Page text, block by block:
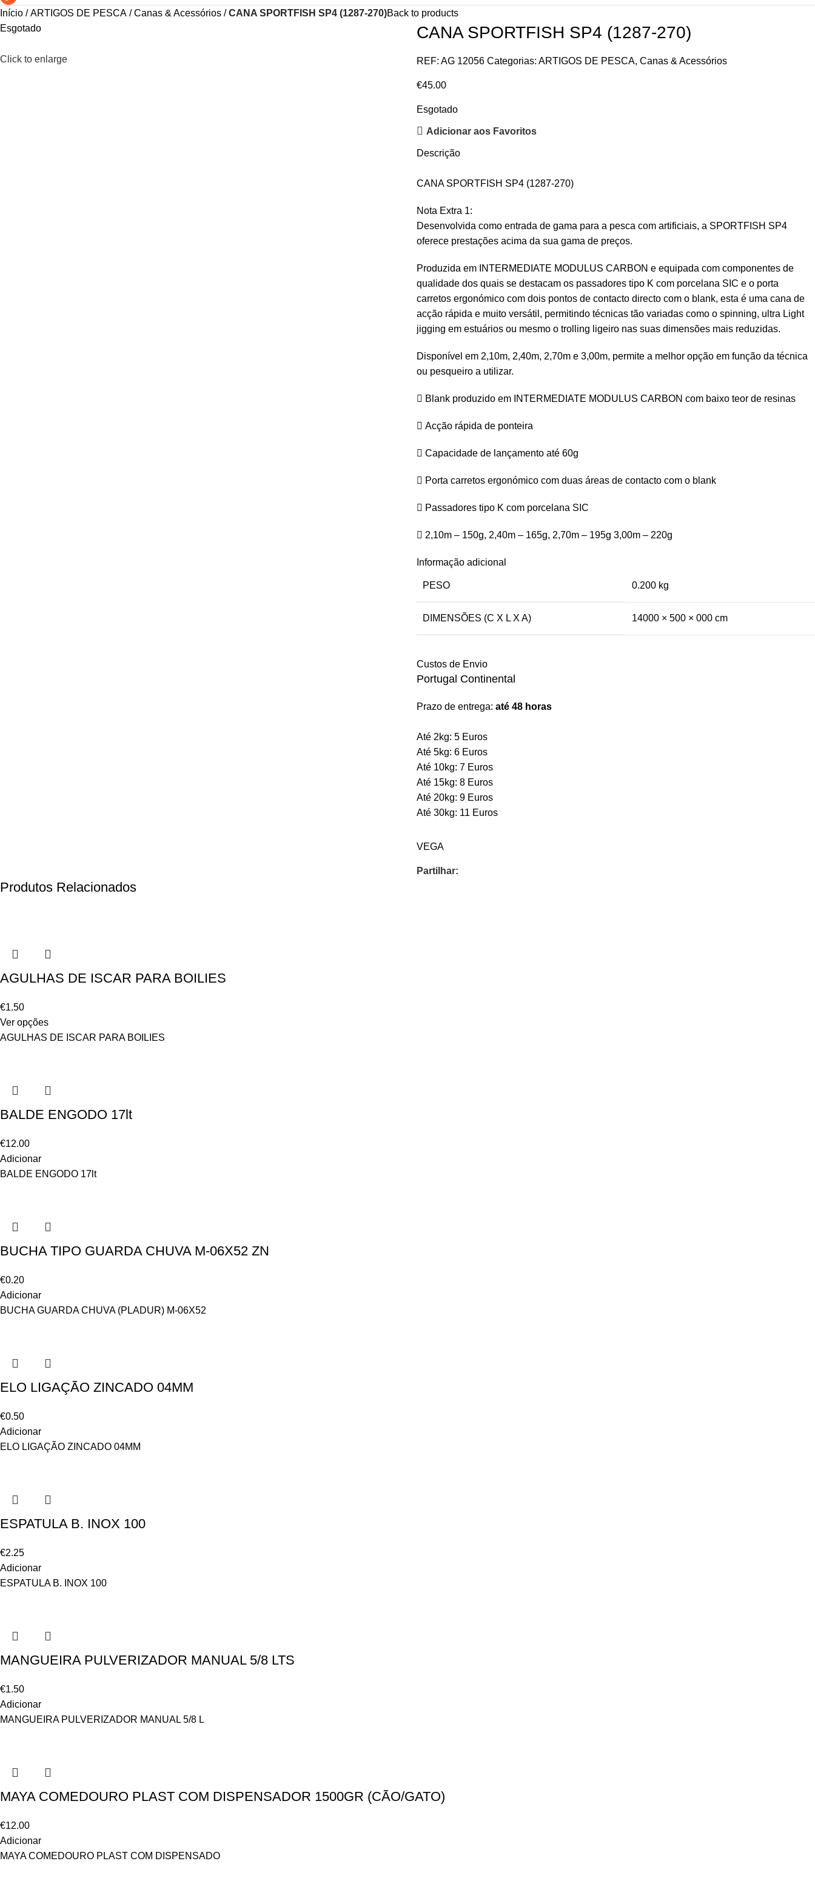
Início ARTIGOS DE PESCA Canas & Acessórios CANA SPORTFISH SP4 (1287-270)Back to products
Esgotado
Click to enlarge
CANA SPORTFISH SP4 (1287-270)
REF: AG 12056 Categorias: ARTIGOS DE PESCA, Canas & Acessórios
€45.00
Esgotado
Adicionar aos Favoritos
Descrição
CANA SPORTFISH SP4 (1287-270)
Nota Extra 1:
Desenvolvida como entrada de gama para a pesca com artificiais, a SPORTFISH SP4
oferece prestações acima da sua gama de preços.
Produzida em INTERMEDIATE MODULUS CARBON e equipada com componentes de
qualidade dos quais se destacam os passadores tipo K com porcelana SIC e o porta
carretos ergonómico com dois pontos de contacto directo com o blank, esta é uma cana de
acção rápida e muito versátil, permitindo técnicas tão variadas como o spinning, ultra Light
jigging em estuários ou mesmo o trolling ligeiro nas suas dimensões mais reduzidas.
Disponível em 2,10m, 2,40m, 2,70m e 3,00m, permite a melhor opção em função da técnica
ou pesqueiro a utilizar.
 Blank produzido em INTERMEDIATE MODULUS CARBON com baixo teor de resinas
 Acção rápida de ponteira
 Capacidade de lançamento até 60g
 Porta carretos ergonómico com duas áreas de contacto com o blank
 Passadores tipo K com porcelana SIC
 2,10m – 150g, 2,40m – 165g, 2,70m – 195g 3,00m – 220g
Informação adicional
PESO 0.200 kg
DIMENSÕES (C X L X A) 14000 × 500 × 000 cm
Custos de Envio
Portugal Continental
Prazo de entrega: até 48 horas
Até 2kg: 5 Euros
Até 5kg: 6 Euros
Até 10kg: 7 Euros
Até 15kg: 8 Euros
Até 20kg: 9 Euros
Até 30kg: 11 Euros
VEGA
Partilhar:
Produtos Relacionados
AGULHAS DE ISCAR PARA BOILIES
€1.50
Ver opções
AGULHAS DE ISCAR PARA BOILIES
BALDE ENGODO 17lt
€12.00
Adicionar
BALDE ENGODO 17lt
BUCHA TIPO GUARDA CHUVA M-06X52 ZN
€0.20
Adicionar
BUCHA GUARDA CHUVA (PLADUR) M-06X52
ELO LIGAÇÃO ZINCADO 04MM
€0.50
Adicionar
ELO LIGAÇÃO ZINCADO 04MM
ESPATULA B. INOX 100
€2.25
Adicionar
ESPATULA B. INOX 100
MANGUEIRA PULVERIZADOR MANUAL 5/8 LTS
€1.50
Adicionar
MANGUEIRA PULVERIZADOR MANUAL 5/8 L
MAYA COMEDOURO PLAST COM DISPENSADOR 1500GR (CÃO/GATO)
€12.00
Adicionar
MAYA COMEDOURO PLAST COM DISPENSADO